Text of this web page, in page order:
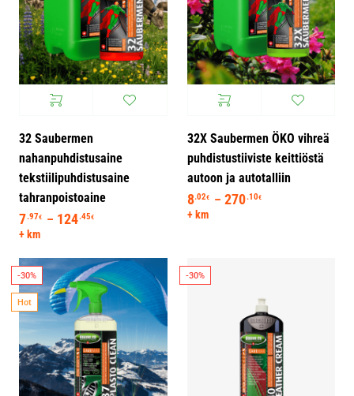
32 Saubermen
nahanpuhdistusaine
tekstiilipuhdistusaine
tahranpoistoaine
7.97€ – 124.45€ Hintaluokka: 7.97€ - 124.45€
+ km
32X Saubermen ÖKO vihreä
puhdistustiiviste keittiöstä
autoon ja autotalliin
8.02€ – 270.10€
+ km
-30%
Hot
-30%